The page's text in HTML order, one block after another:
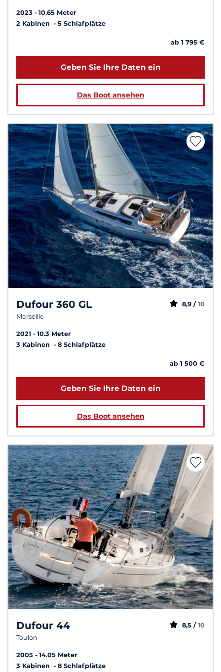
2023
10.65 Meter
2 Kabinen
5 Schlafplätze
ab 1 795 €
Geben Sie Ihre Daten ein
Das Boot ansehen
Dufour 360 GL
Marseille
8,9 / 10
2021
10.3 Meter
3 Kabinen
8 Schlafplätze
ab 1 500 €
Geben Sie Ihre Daten ein
Das Boot ansehen
Dufour 44
Toulon
8,5 / 10
2005
14.05 Meter
3 Kabinen
8 Schlafplätze